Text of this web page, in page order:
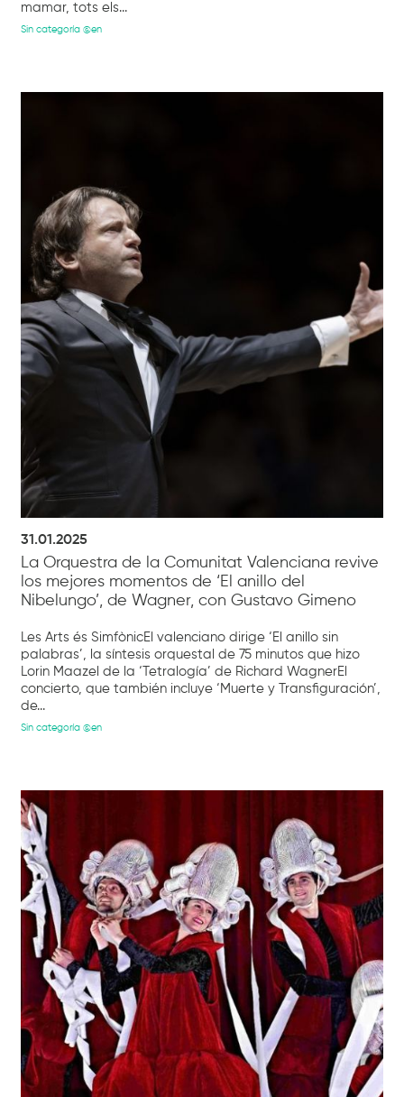
mamar, tots els...
Sin categoría @en
31.01.2025
La Orquestra de la Comunitat Valenciana revive
los mejores momentos de ‘El anillo del
Nibelungo’, de Wagner, con Gustavo Gimeno
Les Arts és SimfònicEl valenciano dirige ‘El anillo sin
palabras’, la síntesis orquestal de 75 minutos que hizo
Lorin Maazel de la ‘Tetralogía’ de Richard WagnerEl
concierto, que también incluye ‘Muerte y Transfiguración’,
de...
Sin categoría @en